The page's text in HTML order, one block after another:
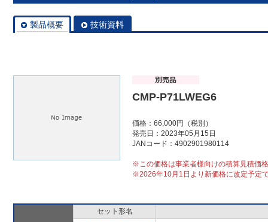
製品概要 技術資料
CMP-P71LWEG6
価格：66,000円（税別）
発売日：2023年05月15日
JANコード：4902901980114
※この価格は事業者様向けの積算見積価
※2026年10月1日より新価格に改定予定
セット形名